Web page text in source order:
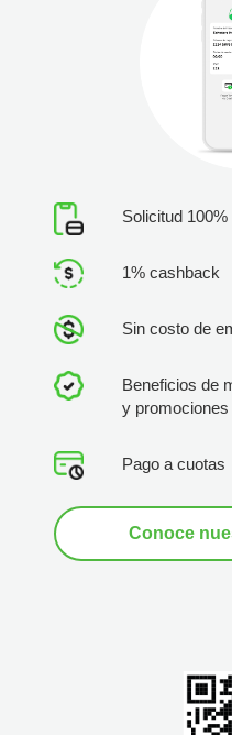
Solicitud 100%
1% cashback
Sin costo de
Beneficios de
y promociones
Pago a cuotas
Conoce